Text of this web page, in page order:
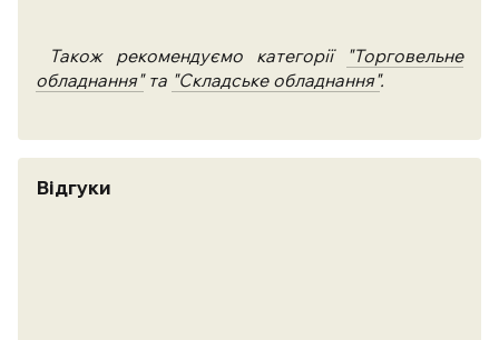
Також рекомендуємо категорії "Торговельне
обладнання"та "Складське обладнання".
Відгуки